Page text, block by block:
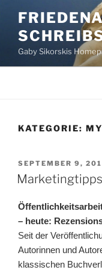
Inhalt
springen
Gaby Sikorskis
KATEGORIE:
VERÖFFENTLICHT
AM
SEPTEMBER 9,
– heute:
Seit der
Autorinnen und
klassischen